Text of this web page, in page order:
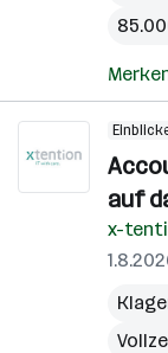
auf
x-